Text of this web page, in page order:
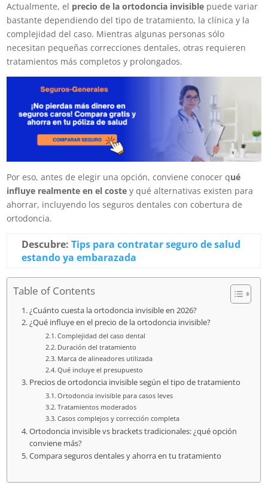
Actualmente, el precio de la ortodoncia invisible puede variar
bastante dependiendo del tipo de tratamiento, la clínica y la
complejidad del caso. Mientras algunas personas sólo
necesitan pequeñas correcciones dentales, otras requieren
tratamientos más completos y prolongados.
Por eso, antes de elegir una opción, conviene conocer qué
influye realmente en el costey qué alternativas existen para
ahorrar, incluyendo los seguros dentales con cobertura de
ortodoncia.
Descubre:Tips para contratar seguro de salud
estando ya embarazada
Table of Contents
¿Cuánto cuesta la ortodoncia invisible en 2026?
¿Qué influye en el precio de la ortodoncia invisible?
Complejidad del caso dental
Duración del tratamiento
Marca de alineadores utilizada
Qué incluye el presupuesto
Precios de ortodoncia invisible según el tipo de tratamiento
Ortodoncia invisible para casos leves
Tratamientos moderados
Casos complejos y corrección completa
Ortodoncia invisible vs brackets tradicionales: ¿qué opción
conviene más?
Compara seguros dentales y ahorra en tu tratamiento